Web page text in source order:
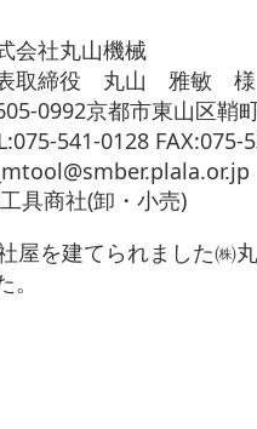
社丸山機械
取締役 丸山 雅敏 様
京都市東山区鞘
541-0128 FAX:075-
社(卸・小売)
屋を建てられました㈱